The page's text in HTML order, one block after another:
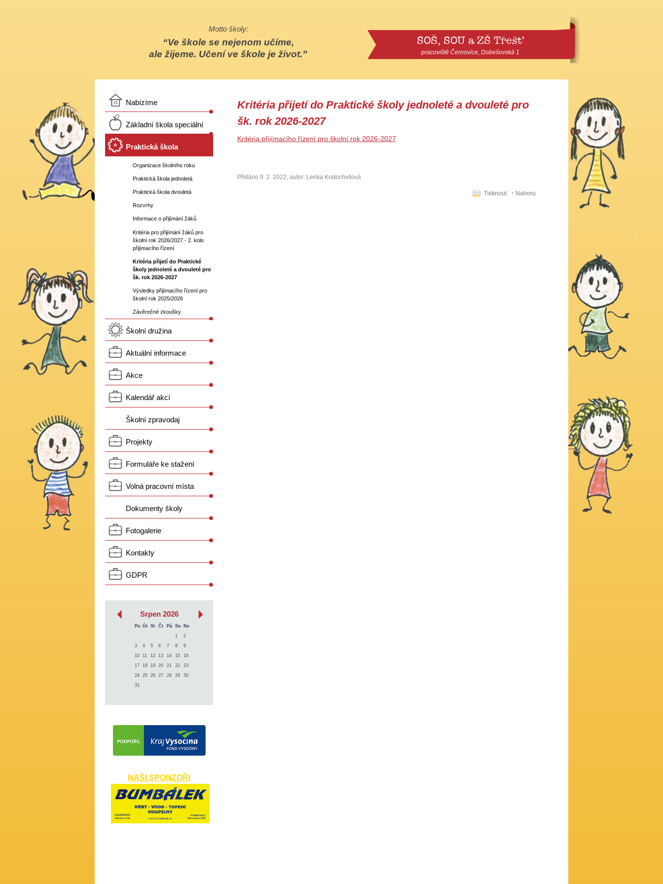
Motto školy:
Ve škole se nejenom učíme,
ale žijeme. Učení ve škole je život.
SOŠ, SOU a ZŠ Třešť
pracoviště Černovice, Dobešovská 1
Kritéria přijetí do Praktické školy jednoleté a dvouleté pro
šk. rok 2026-2027
Kritéria přijímacího řízení pro školní rok 2026-2027
Přidáno 9. 2. 2022, autor: Lenka Kratochvílová
Tisknout ↑ Nahoru
Nabízíme
Základní škola speciální
Praktická škola
Organizace školního roku
Praktická škola jednoletá
Praktická škola dvouletá
Rozvrhy
Informace o přijímání žáků
Kritéria pro přijímání žáků pro
školní rok 2026/2027 - 2. kolo
přijímacího řízení
Kritéria přijetí do Praktické
školy jednoleté a dvouleté pro
šk. rok 2026-2027
Výsledky přijímacího řízení pro
školní rok 2025/2026
Závěrečné zkoušky
Školní družina
Aktuální informace
Akce
Kalendář akcí
Školní zpravodaj
Projekty
Formuláře ke stažení
Volná pracovní místa
Dokumenty školy
Fotogalerie
Kontakty
GDPR
Srpen 2026
Po Út St Čt Pá So
Ne
1
2
3
4 5 6 7 8
9
10
11 12 13 14 15
16
17
18 19 20 21 22
23
24
25 26 27 28 29
30
31
NAŠI SPONZOŘI